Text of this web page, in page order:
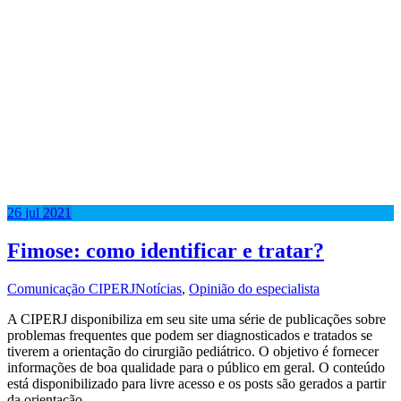
26 jul 2021
Fimose: como identificar e tratar?
Comunicação CIPERJNotícias, Opinião do especialista
A CIPERJ disponibiliza em seu site uma série de publicações sobre
problemas frequentes que podem ser diagnosticados e tratados se
tiverem a orientação do cirurgião pediátrico. O objetivo é fornecer
informações de boa qualidade para o público em geral. O conteúdo
está disponibilizado para livre acesso e os posts são gerados a partir